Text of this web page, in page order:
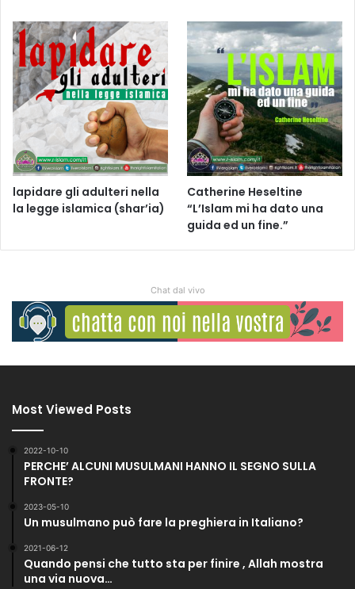
lapidare gli adulteri nella
la legge islamica (shar’ia)
Catherine Heseltine
“L’Islam mi ha dato una
guida ed un fine.”
Chat dal vivo
Most Viewed Posts
2022-10-10
PERCHE’ ALCUNI MUSULMANI HANNO IL SEGNO SULLA
FRONTE?
2023-05-10
Un musulmano può fare la preghiera in Italiano?
2021-06-12
Quando pensi che tutto sta per finire , Allah mostra
una via nuova…